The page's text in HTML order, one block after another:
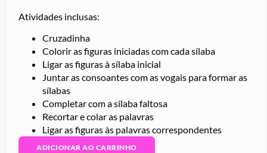
Atividades inclusas:
Cruzadinha
Colorir as figuras iniciadas com cada sílaba
Ligar as figuras à sílaba inicial
Juntar as consoantes com as vogais para formar as
sílabas
Completar com a sílaba faltosa
Recortar e colar as palavras
Ligar as figuras às palavras correspondentes
ADICIONAR AO CARRINHO